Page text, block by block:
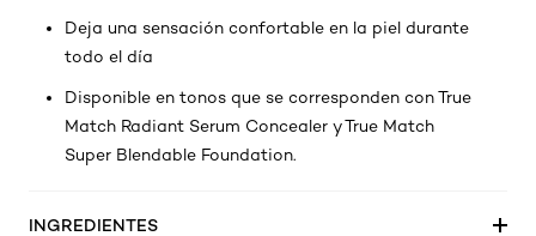
Deja una sensación confortable en la piel durante
todo el día
Disponible en tonos que se corresponden con True
Match Radiant Serum Concealer y True Match
Super Blendable Foundation.
INGREDIENTES